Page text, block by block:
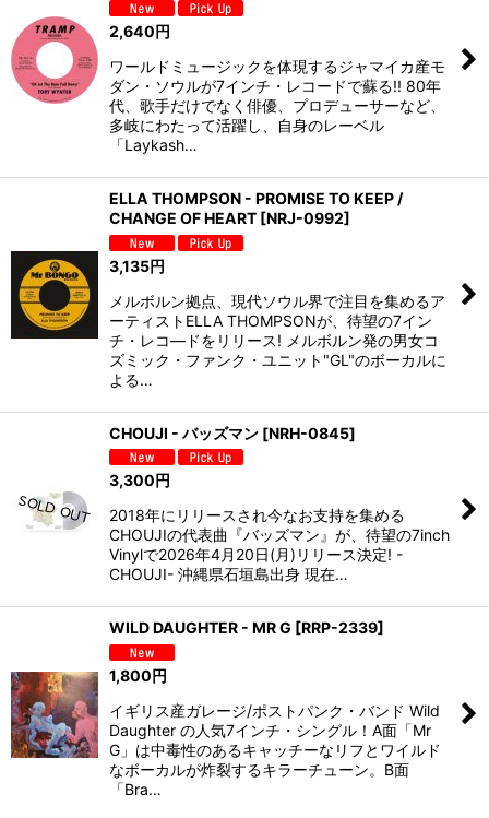
2,640円
ワールドミュージックを体現するジャマイカ産モ
ダン・ソウルが7インチ・レコードで蘇る!! 80年
代、歌手だけでなく俳優、プロデューサーなど、
多岐にわたって活躍し、自身のレーベル
「Laykash…
ELLA THOMPSON - PROMISE TO KEEP /
CHANGE OF HEART [NRJ-0992]
3,135円
メルボルン拠点、現代ソウル界で注目を集めるア
ーティストELLA THOMPSONが、待望の7イン
チ・レコ―ドをリリース! メルボルン発の男女コ
ズミック・ファンク・ユニット"GL"のボーカルに
よる…
CHOUJI - バッズマン [NRH-0845]
3,300 円
2018年にリリースされ今なお支持を集める
CHOUJIの代表曲『バッズマン』が、待望の7inch
Vinylで2026年4月20日(月)リリース決定! -
CHOUJI- 沖縄県石垣島出身 現在…
WILD DAUGHTER - MR G [RRP-2339]
1,800円
イギリス産ガレージ/ポストパンク・バンド Wild
Daughter の人気7インチ・シングル！A面「Mr
G」は中毒性のあるキャッチーなリフとワイルド
なボーカルが炸裂するキラーチューン。B面
「Bra…